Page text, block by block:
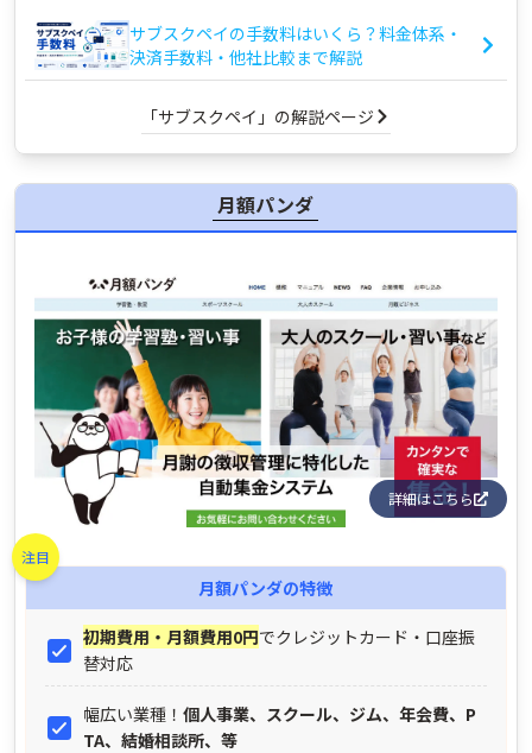
サブスクペイの手数料はいくら？料金体系・
決済手数料・他社比較まで解説
「サブスクペイ」の解説ページ
月額パンダ
詳細はこちら
注目
月額パンダの特徴
初期費用・月額費用0円でクレジットカード・口座振
替対応
幅広い業種！ 個人事業、スクール、ジム、年会費、P
TA、結婚相談所、等